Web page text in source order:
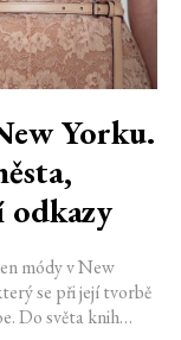
Yorku.
módy v New
se při její tvorbě
Do světa knih